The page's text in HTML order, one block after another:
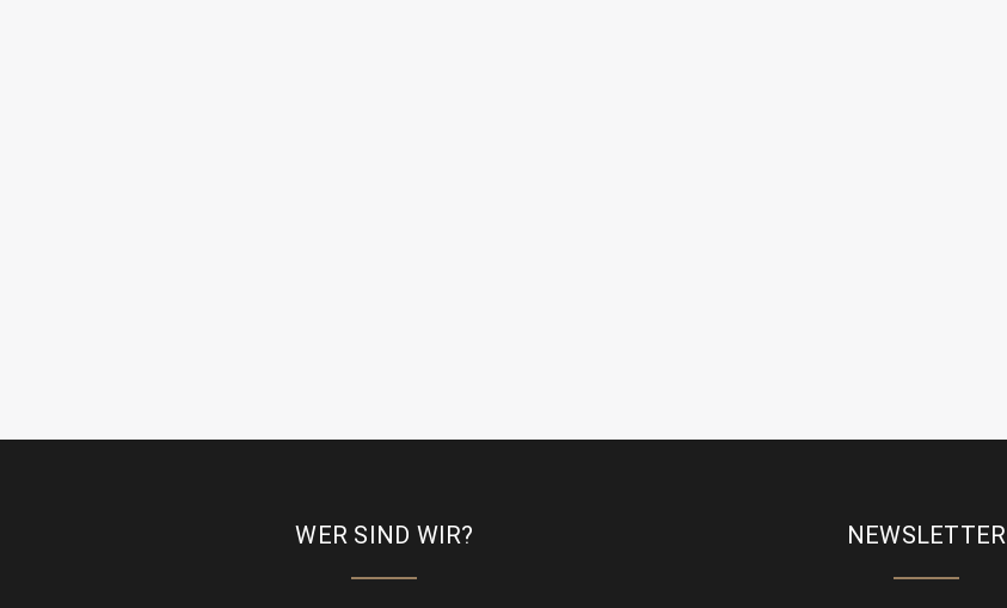
WER SIND WIR? NEWSLETTER